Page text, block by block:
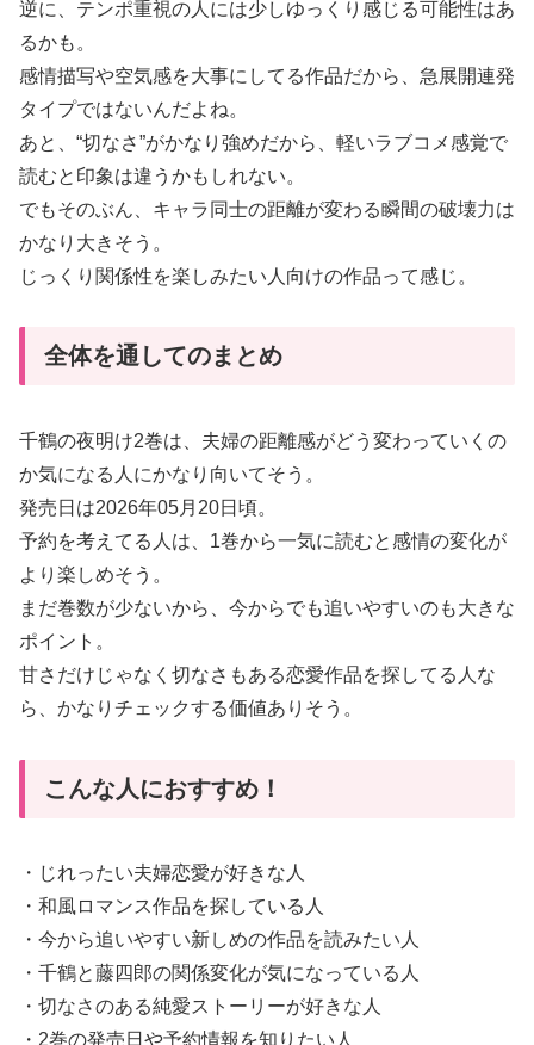
逆に、テンポ重視の人には少しゆっくり感じる可能性はあ
るかも。
感情描写や空気感を大事にしてる作品だから、急展開連発
タイプではないんだよね。
あと、“切なさ”がかなり強めだから、軽いラブコメ感覚で
読むと印象は違うかもしれない。
でもそのぶん、キャラ同士の距離が変わる瞬間の破壊力は
かなり大きそう。
じっくり関係性を楽しみたい人向けの作品って感じ。
全体を通してのまとめ
千鶴の夜明け2巻は、夫婦の距離感がどう変わっていくの
か気になる人にかなり向いてそう。
発売日は2026年05月20日頃。
予約を考えてる人は、1巻から一気に読むと感情の変化が
より楽しめそう。
まだ巻数が少ないから、今からでも追いやすいのも大きな
ポイント。
甘さだけじゃなく切なさもある恋愛作品を探してる人な
ら、かなりチェックする価値ありそう。
こんな人におすすめ！
・じれったい夫婦恋愛が好きな人
・和風ロマンス作品を探している人
・今から追いやすい新しめの作品を読みたい人
・千鶴と藤四郎の関係変化が気になっている人
・切なさのある純愛ストーリーが好きな人
・2巻の発売日や予約情報を知りたい人